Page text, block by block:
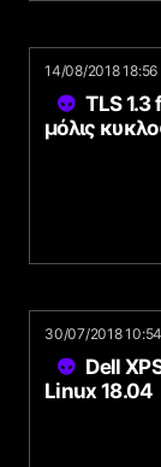
14/08/2018 18:56
TLS
μόλις
30/07/2018 10:54
Dell
Linux 18.04